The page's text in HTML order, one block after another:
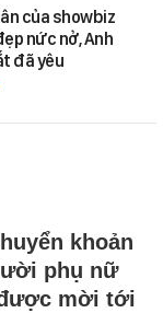
của showbiz
nức nở, Anh
đã yêu
khoản
phụ nữ
được mời tới